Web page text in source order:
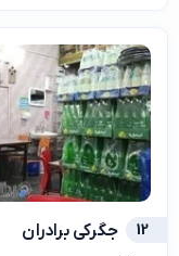
12 جگرکی برادران